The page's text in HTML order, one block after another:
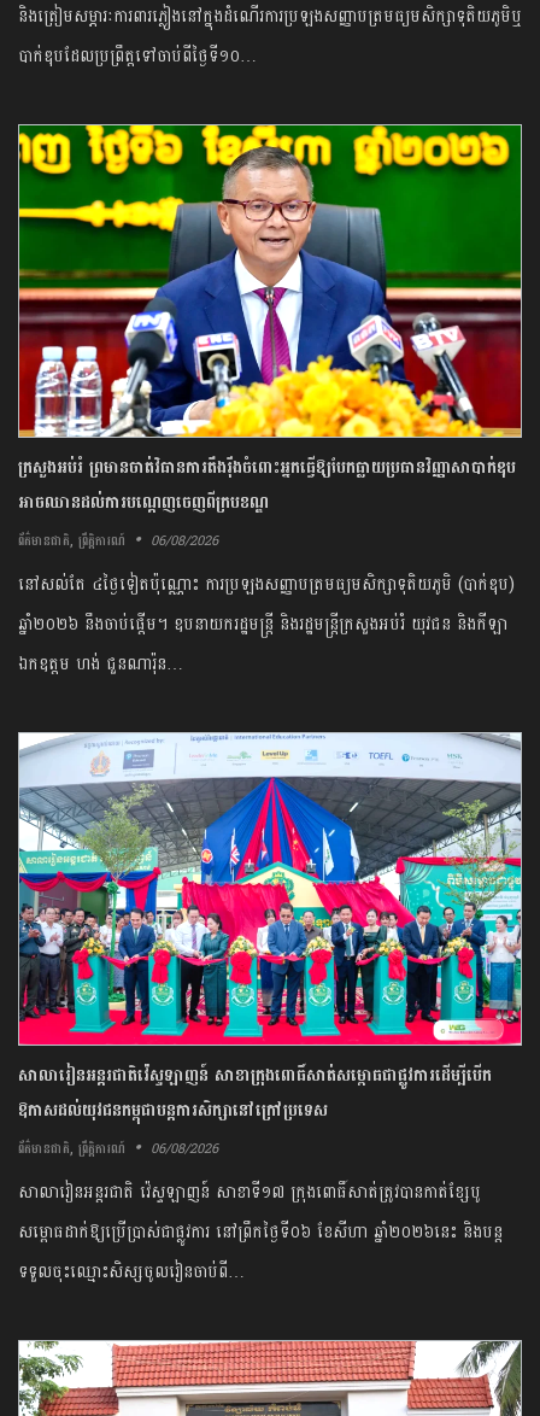
​និង​ត្រៀម​សម្ភារៈ​ការពារ​ភ្លៀង​នៅក្នុង​ដំណើរការ​ប្រឡង​សញ្ញាបត្រ​មធ្យមសិក្សា​ទុតិយភូមិ​ឬ​
បាក់ឌុប​ដែល​ប្រព្រឹត្តទៅ​ចាប់ពី​ថ្ងៃទី​១០…
ក្រសួង​អប់រំ ​ព្រមាន​ចាត់​វិធានការ​តឹងរ៉ឹង​ចំពោះ​អ្នក​ធ្វើឱ្យ​បែកធ្លាយ​ប្រធាន​វិញ្ញាសា​បាក់ឌុប ​
អាច​ឈានដល់​ការ​បណ្តេញ​ចេញ​ពី​ក្របខណ្ឌ​
ព័ត៌មានជាតិ, ព្រឹត្តិការណ៍ 06/08/2026
​នៅសល់​តែ​ ​៤​ថ្ងៃ​ទៀត​ប៉ុណ្ណោះ​ ​ការ​ប្រឡង​សញ្ញាបត្រ​មធ្យមសិក្សា​ទុតិយភូមិ ​(​បាក់ឌុប​) ​
ឆ្នាំ​២០២៦​ ​នឹង​ចាប់ផ្តើម​។ ​ឧប​នាយក​រដ្ឋមន្ត្រី​ ​និង​រដ្ឋមន្ត្រី​ក្រសួង​អប់រំ ​យុវជន​ និង​កីឡា​ ​
ឯកឧត្តម​ ហង់ ​ជួន​ណារ៉ុន…
សាលារៀន​អន្តរជាតិ​វ៉េស្ទឡាញន៍​ ​សាខា​ក្រុង​ពោធិ៍សាត់​សម្ពោធ​ជា​ផ្លូវការ​​ដើម្បី​បើក​
ឱកាស​ដល់​យុវជន​កម្ពុជា​បន្ត​ការ​សិក្សា​នៅ​ក្រៅ​ប្រទេស​
ព័ត៌មានជាតិ, ព្រឹត្តិការណ៍ 06/08/2026
សាលារៀន​អន្តរជាតិ​ វ៉េស្ទឡាញន៍​ សាខា​ទី​១៧​ ក្រុង​ពោធិ៍សាត់​ត្រូវបាន​កាត់​ខ្សែបូ​
សម្ពោធ​ដាក់​ឱ្យ​ប្រើប្រាស់​ជា​ផ្លូវការ​ ​នៅ​ព្រឹក​ថ្ងៃទី​០៦​ ​ខែសីហា ​ឆ្នាំ​២០២៦​នេះ​ និង​បន្ត​
ទទួល​ចុះឈ្មោះ​សិស្ស​ចូលរៀន​ចាប់ពី​…